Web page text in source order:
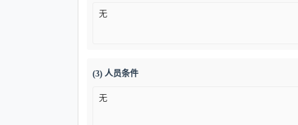
无
(3) 人员条件
无